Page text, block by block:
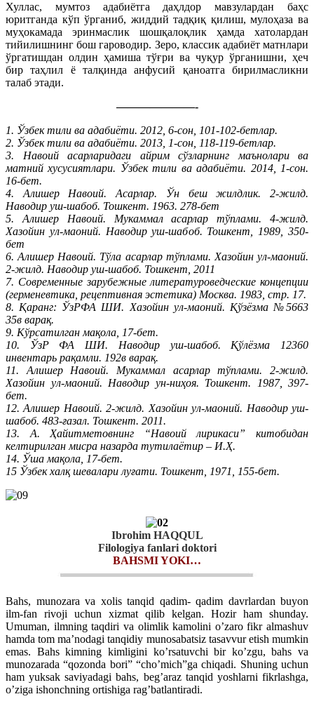
Хуллас, мумтоз адабиётга даҳлдор мавзулардан баҳс
юритганда кўп ўрганиб, жиддий тадқиқ қилиш, мулоҳаза ва
муҳокамада эринмаслик шошқалоқлик ҳамда хатолардан
тийилишнинг бош гароводир. Зеро, классик адабиёт матнлари
ўргатишдан олдин ҳамиша тўғри ва чуқур ўрганишни, ҳеч
бир таҳлил ё талқинда анфусий қаноатга бирилмасликни
талаб этади.
———————-
1. Ўзбек тили ва адабиёти. 2012, 6-сон, 101-102-бетлар.
2. Ўзбек тили ва адабиёти. 2013, 1-сон, 118-119-бетлар.
3. Навоий асарларидаги айрим сўзларнинг маънолари ва
матний хусусиятлари. Ўзбек тили ва адабиёти. 2014, 1-сон.
16-бет.
4. Алишер Навоий. Асарлар. Ўн беш жилдлик. 2-жилд.
Наводир уш-шабоб. Тошкент. 1963. 278-бет
5. Алишер Навоий. Мукаммал асарлар тўплами. 4-жилд.
Хазойин ул-маоний. Наводир уш-шабоб. Тошкент, 1989, 350-
бет
6. Алишер Навоий. Тўла асарлар тўплами. Хазойин ул-маоний.
2-жилд. Наводир уш-шабоб. Тошкент, 2011
7. Современные зарубежные литературоведческие концепции
(герменевтика, рецептивная эстетика) Москва. 1983, стр. 17.
8. Қаранг: ЎзРФА ШИ. Хазойин ул-маоний. Қўзёзма №5663
35в варақ.
9. Кўрсатилган мақола, 17-бет.
10. ЎзР ФА ШИ. Наводир уш-шабоб. Қўлёзма 12360
инвентарь рақамли. 192в варақ.
11. Алишер Навоий. Мукаммал асарлар тўплами. 2-жилд.
Хазойин ул-маоний. Наводир ун-ниҳоя. Тошкент. 1987, 397-
бет.
12. Алишер Навоий. 2-жилд. Хазойин ул-маоний. Наводир уш-
шабоб. 483-ғазал. Тошкент. 2011.
13. А. Ҳайитметовнинг “Навоий лирикаси” китобидан
келтирилган мисра назарда тутилаётир – И.Ҳ.
14. Ўша мақола, 17-бет.
15 Ўзбек халқ шевалари луғати. Тошкент, 1971, 155-бет.
Ibrohim HAQQUL
Filologiya fanlari doktori
BAHSMI YOKI…
Bahs, munozara va xolis tanqid qadim- qadim davrlardan buyon
ilm-fan rivoji uchun xizmat qilib kelgan. Hozir ham shunday.
Umuman, ilmning taqdiri va olimlik kamolini o’zaro fikr almashuv
hamda tom ma’nodagi tanqidiy munosabatsiz tasavvur etish mumkin
emas. Bahs kimning kimligini ko’rsatuvchi bir ko’zgu, bahs va
munozarada “qozonda bori” “cho’mich”ga chiqadi. Shuning uchun
ham yuksak saviyadagi bahs, beg’araz tanqid yoshlarni fikrlashga,
o’ziga ishonchning ortishiga rag’batlantiradi.